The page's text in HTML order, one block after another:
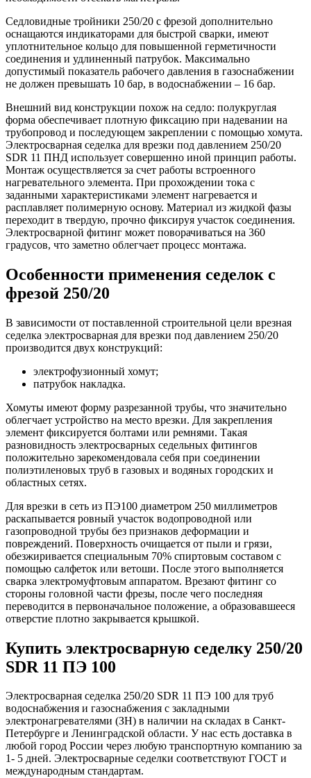
Седловидные тройники 250/20 с фрезой дополнительно
оснащаются индикаторами для быстрой сварки, имеют
уплотнительное кольцо для повышенной герметичности
соединения и удлиненный патрубок. Максимально
допустимый показатель рабочего давления в газоснабжении
не должен превышать 10 бар, в водоснабжении – 16 бар.
Внешний вид конструкции похож на седло: полукруглая
форма обеспечивает плотную фиксацию при надевании на
трубопровод и последующем закреплении с помощью хомута.
Электросварная седелка для врезки под давлением 250/20
SDR 11 ПНД использует совершенно иной принцип работы.
Монтаж осуществляется за счет работы встроенного
нагревательного элемента. При прохождении тока с
заданными характеристиками элемент нагревается и
расплавляет полимерную основу. Материал из жидкой фазы
переходит в твердую, прочно фиксируя участок соединения.
Электросварной фитинг может поворачиваться на 360
градусов, что заметно облегчает процесс монтажа.
Особенности применения седелок с
фрезой 250/20
В зависимости от поставленной строительной цели врезная
седелка электросварная для врезки под давлением 250/20
производится двух конструкций:
электрофузионный хомут;
патрубок накладка.
Хомуты имеют форму разрезанной трубы, что значительно
облегчает устройство на место врезки. Для закрепления
элемент фиксируется болтами или ремнями. Такая
разновидность электросварных седельных фитингов
положительно зарекомендовала себя при соединении
полиэтиленовых труб в газовых и водяных городских и
областных сетях.
Для врезки в сеть из ПЭ100 диаметром 250 миллиметров
раскапывается ровный участок водопроводной или
газопроводной трубы без признаков деформации и
повреждений. Поверхность очищается от пыли и грязи,
обезжиривается специальным 70% спиртовым составом с
помощью салфеток или ветоши. После этого выполняется
сварка электромуфтовым аппаратом. Врезают фитинг со
стороны головной части фрезы, после чего последняя
переводится в первоначальное положение, а образовавшееся
отверстие плотно закрывается крышкой.
Купить электросварную седелку 250/20
SDR 11 ПЭ 100
Электросварная седелка 250/20 SDR 11 ПЭ 100 для труб
водоснабжения и газоснабжения с закладными
электронагревателями (ЗН) в наличии на складах в Санкт-
Петербурге и Ленинградской области. У нас есть доставка в
любой город России через любую транспортную компанию за
1- 5 дней. Электросварные седелки соответствуют ГОСТ и
международным стандартам.